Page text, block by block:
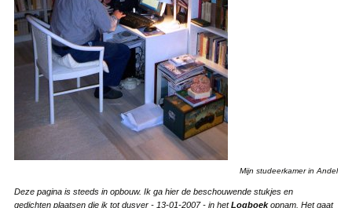
Mijn studeerkamer in Andel
Deze pagina is steeds in opbouw. Ik ga hier de beschouwende stukjes en
gedichten plaatsen die ik tot dusver - 13-01-2007 - in hetLogboekopnam. Het gaat